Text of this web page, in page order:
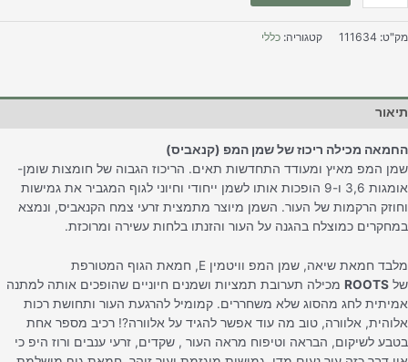
111634 קטגוריה:כללי
מכילה ריכוז של שמן המפ (קנאביס)
המפ מאיץ ומעודד התחדשות תאים. הריכוז הגבוה של חומצות שומן-
אומגות 3,6 ו-9 הופכות אותו לשמן ייחודי וחיוני לגוף המגביר את גמישות
הרקמות של העור. השמן מיוצר מתמצית זרעי צמח הקנאביס, ונמצא
כמוצלח בהגנה על העור והזנתו בלחות עשירה ומרוכזת.
מלבד חמאת שיאה, שמן המפ וויטמין E, חמאת הגוף המטורפת
ROOTSמכילה תערובת תמציות ושמנים חיוניים שהופכים אותה למתנה
לחג מהסוג שלא משחררים. קמומיל להרגעת העור ותחושת רכות
אלוורה, טוב מה עוד אפשר להגיד על אלוורה?! רכיב מספר אחת
לשיקום, הבראה וטיפוח מראה העור , שקדים, זרעי ענבים ורוז היפ כי